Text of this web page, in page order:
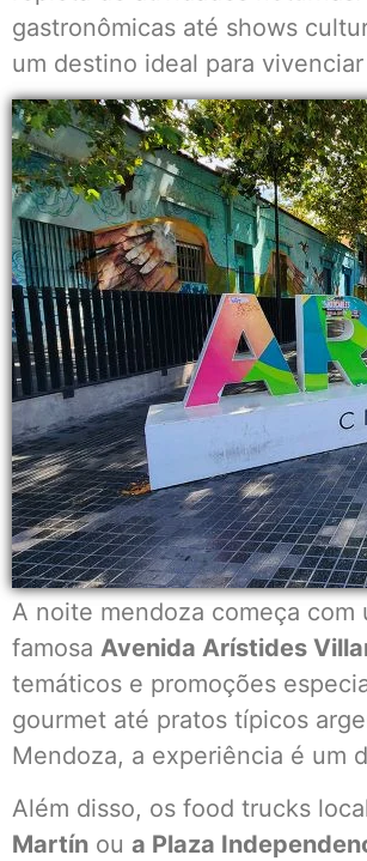
gastronômicas até shows
um destino ideal para
A noite mendoza começa com
famosa Avenida Arístides
temáticos e promoções
gourmet até pratos típicos
Mendoza, a experiência é um
Além disso, os food trucks
Martín ou a Plaza